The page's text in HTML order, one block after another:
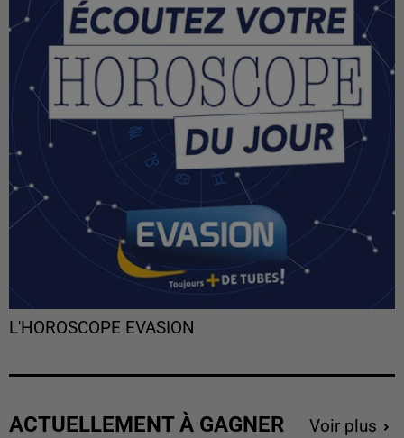
L'HOROSCOPE EVASION
ACTUELLEMENT À GAGNER Voir plus